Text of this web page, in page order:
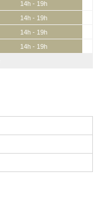
14h - 19h
14h - 19h
14h - 19h
14h - 19h